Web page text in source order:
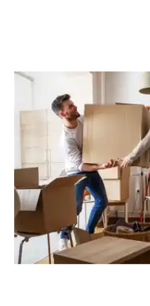
Service Déménagement
Aide aux
Service Aide